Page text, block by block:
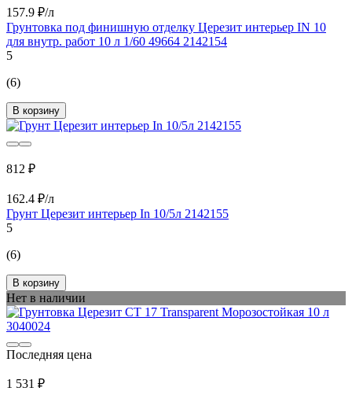
157.9 ₽/л
Грунтовка под финишную отделку Церезит интерьер IN 10
для внутр. работ 10 л 1/60 49664 2142154
5
(6)
В корзину
812 ₽
162.4 ₽/л
Грунт Церезит интерьер In 10/5л 2142155
5
(6)
В корзину
Нет в наличии
Последняя цена
1 531 ₽